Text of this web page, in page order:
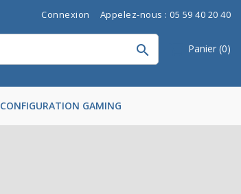
Connexion Appelez-nous : 05 59 40 20 40
Panier (0)

CONFIGURATION GAMING